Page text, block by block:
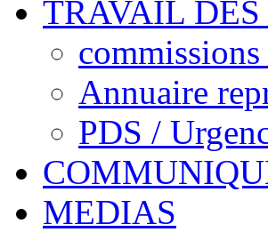
TRAVAIL
Annuaire
PDS /
MEDIAS